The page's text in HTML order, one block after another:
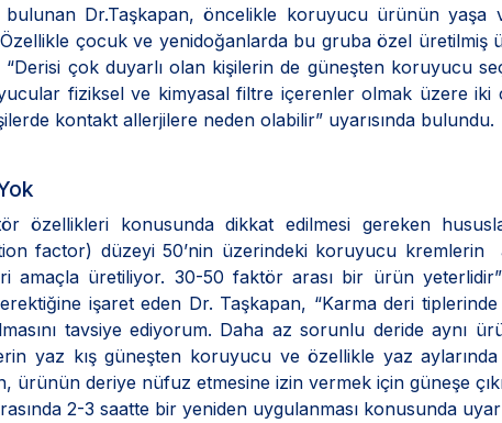
bulunan Dr.Taşkapan, öncelikle koruyucu ürünün yaşa
çocuk ve yenidoğanlarda bu gruba özel üretilmiş
“Derisi çok duyarlı olan kişilerin de güneşten koruyucu
fiziksel ve kimyasal filtre içerenler olmak üzere iki
kontakt allerjilere neden olabilir” uyarısında bulundu.
özellikleri konusunda dikkat edilmesi gereken
factor) düzeyi 50’nin üzerindeki koruyucu kremlerin
amaçla üretiliyor. 30-50 faktör arası bir ürün
işaret eden Dr. Taşkapan, “Karma deri
tavsiye ediyorum. Daha az sorunlu deride aynı
yaz kış güneşten koruyucu ve özellikle yaz
ürünün deriye nüfuz etmesine izin vermek için güneşe
2-3 saatte bir yeniden uygulanması konusunda